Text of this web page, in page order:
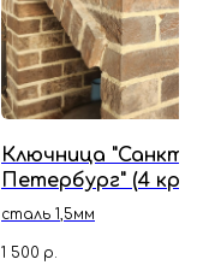
Ключница "Санкт-
Петербург" (4
сталь 1,5мм
1 500 р.